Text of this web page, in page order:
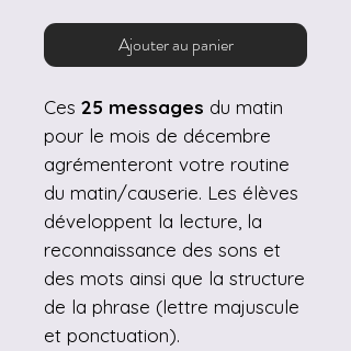
Ajouter au panier
Ces 25 messages du matin
pour le mois de décembre
agrémenteront votre routine
du matin/causerie. Les élèves
développent la lecture, la
reconnaissance des sons et
des mots ainsi que la structure
de la phrase (lettre majuscule
et ponctuation).